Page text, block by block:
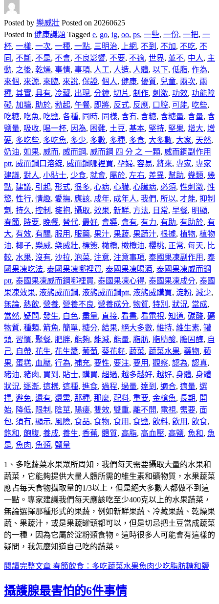
Posted by 樂威壯 Posted on 20260625
Posted in 健康議題 Tagged e, go, ig, oo, ps, 一些, 一份, 一把, 一
杯, 一樣, 一次, 一種, 一點, 三明治, 上網, 不到 , 不加, 不吃, 不
同 , 不斷, 不是, 不會, 不良影響, 不要, 不適, 世界, 並不, 中人, 主
動, 之後, 乾燥, 事情, 事項, 人工, 人造, 人體, 以下, 低脂, 作為,
來個, 來源, 來臨, 來說, 保證, 個人, 健康, 優質, 兒童, 兩次, 兩
種, 其實, 具有, 冷藏, 出現, 分鐘, 切片 , 制作, 刺激, 功效, 功能障
礙, 加糖, 助於, 勃起, 午餐, 即將, 反式, 反應, 口腔, 可能, 吃些,
吃糖, 吃魚, 吃鹽, 各種, 同時, 同樣, 含有, 含糖, 含糖量, 含量, 含
鹽量, 吸收, 喝一杯, 因為, 困難, 土豆, 基本, 堅持, 堅果, 增大, 增
硬, 多吃些, 多吃魚, 多少, 多數, 多種, 多食, 大多數, 大家, 天然,
奶油, 如果, 威而, 威而鋼, 威而鋼 四 分 之 一顆, 威而鋼副作用
ptt, 威而鋼口溶錠, 威而鋼哪裡買, 孕婦, 容易, 將來, 專家, 專家
建議, 對人, 小貼士, 少食, 就會, 屬於, 左右, 差異, 幫助, 幾類, 幾
點, 建議, 引起, 形式, 很多, 心病, 心臟, 心臟病, 必須, 性刺激, 性
慾, 性行, 情趣, 愛撫, 應該, 成年, 成年人, 我們, 所以, 才能, 抑制
劑 , 持久 , 控制 , 擁抱, 攝取, 效果, 新鮮, 方法, 日常, 早餐, 明顯,
春節, 時要, 晚餐, 替代, 最好, 會導, 會有, 有力, 有助, 有助於, 有
大, 有效, 有關, 服用 , 服藥, 果汁, 果蔬, 果蔬汁, 根據, 植物, 植物
油, 椰子, 樂威, 樂威壯, 標簽, 橄欖, 橄欖油, 櫻桃, 正常, 每天, 比
較, 水果, 沒有, 沙拉, 泡菜, 注意, 注意事項, 泰國果凍副作用 , 泰
國果凍吃法, 泰國果凍哪裡買, 泰國果凍喝酒, 泰國果凍威而鋼
ptt, 泰國果凍威而鋼哪裡買, 泰國果凍心得, 泰國果凍成分, 泰國
果凍效果, 液態威而鋼, 液態威而鋼ptt, 液態威購買, 淀粉, 減少,
無論, 熱飲, 營養, 營養不良, 營養成分, 物質, 特別 , 狀況, 當成,
當然, 疑問, 發生, 白色, 盡量, 直接, 看書, 看電視, 知道, 碳酸, 礦
物質, 種類, 箭魚, 簡單, 糖分, 結果, 絕大多數, 維持, 維生素, 罐
頭, 習慣, 聚餐, 肥胖, 能夠, 能減, 能量, 脂肪, 脂肪酸, 膽固醇, 自
己, 自帶, 花生, 花生醬, 葡萄, 葵花籽, 蔬菜, 蔬菜水果, 藥物, 蘋
果, 蛋糕, 血壓, 行為, 補充, 要性, 要注, 要用 , 觀察, 認為, 認真,
豬油, 豬肉, 買到 , 貼士, 購買, 超過, 越多越好, 越好, 身體, 身體
狀況, 逐漸, 這樣, 這種, 進食, 過程, 過量, 達到 , 適合, 適量, 選
擇, 避免, 還有, 還需, 那種, 那麼, 配料, 重要, 金槍魚, 長期, 開
始, 降低, 限制 , 陰莖, 陽痿, 雙效, 雙重, 離不開, 電視, 需要, 面
包, 須有, 顯示, 風險, 食品, 食物, 食用 , 食鹽, 飲料, 飲用 , 飲食,
飽和, 飽腹, 養成, 養生, 香蕉, 體質, 高脂, 高血壓, 高鹽, 魚和, 魚
是, 魚肉, 魚類, 鹽量
1、多吃蔬菜水果眾所周知，我們每天需要攝取大量的水果和
蔬菜，它能夠提供大量人體所需的維生素和礦物質，水果蔬菜
應占每天食物攝取量的1/3以上，但是絕大多數人都做不到這
一點。專家建議我們每天應該吃至少400克以上的水果蔬菜，
無論選擇那種形式的果蔬，例如新鮮果蔬、冷藏果蔬、乾燥果
蔬、果蔬汁，或是果蔬罐頭都可以，但是切忌把土豆當成蔬菜
的一種，因為它屬於淀粉類食物。這時很多人可能會有這樣的
疑問，我怎麼知道自己吃的蔬菜。
閱讀完整文章 春節飲食：多吃蔬菜水果魚肉少吃脂肪糖和鹽
攝護腺最害怕的6件事情